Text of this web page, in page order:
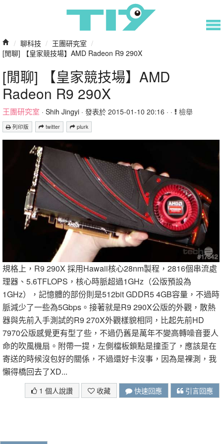
/ 聊科技 / 王團研究室 /
[閒聊] 【皇家競技場】AMD Radeon R9 290X
[閒聊] 【皇家競技場】AMD
Radeon R9 290X
王團研究室 · Shih Jingyi · 發表於 2015-01-10 20:16 · · 檢舉
列印版 twitter plurk
規格上，R9 290X 採用Hawaii核心28nm製程，2816個串流處
理器、5.6TFLOPS，核心時脈超過1GHz（公版預設為
1GHz），記憶體的部份則是512bit GDDR5 4GB容量，不過時
脈減少了一些為5Gbps。接著就是R9 290X公版的外觀，散熱
器與先前入手測試的R9 270X外觀樣貌相同，比起先前HD
7970公版感覺更有型了些，不過仍舊是萬年不變高轉噪音要人
命的吹風機扇。附帶一提，左側檔板鎖點是撞歪了，應該是在
寄送的時候沒包好的關係，不過還好卡沒事，因為是裸測，我
懶得橋回去了XD...
1 個人說讚 收藏 快速回應 引言回應